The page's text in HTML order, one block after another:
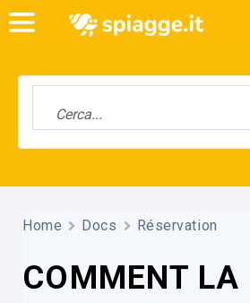
Home Docs Réservation
COMMENT LA